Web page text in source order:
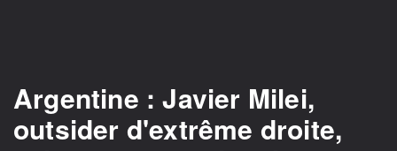
Argentine : Javier Milei,
outsider d'extrême droite,